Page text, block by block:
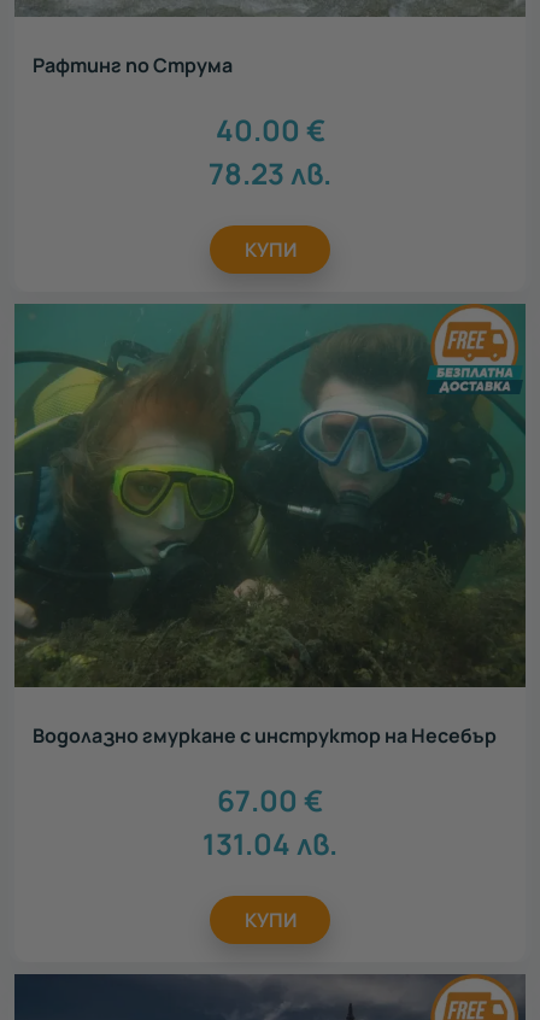
Рафтинг по Струма
40.00 €
78.23лв.
КУПИ
Водолазно гмуркане с инструктор на Несебър
67.00 €
131.04лв.
КУПИ